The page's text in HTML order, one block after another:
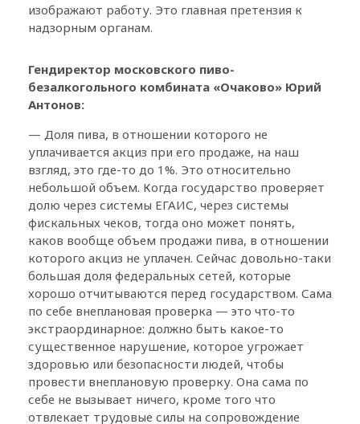
изображают работу. Это главная претензия к
надзорным органам.
Гендиректор московского пиво-
безалкогольного комбината «Очаково» Юрий
Антонов:
— Доля пива, в отношении которого не
уплачивается акциз при его продаже, на наш
взгляд, это где-то до 1%. Это относительно
небольшой объем. Когда государство проверяет
долю через системы ЕГАИС, через системы
фискальных чеков, тогда оно может понять,
каков вообще объем продажи пива, в отношении
которого акциз не уплачен. Сейчас довольно-таки
большая доля федеральных сетей, которые
хорошо отчитываются перед государством. Сама
по себе внеплановая проверка — это что-то
экстраординарное: должно быть какое-то
существенное нарушение, которое угрожает
здоровью или безопасности людей, чтобы
провести внеплановую проверку. Она сама по
себе не вызывает ничего, кроме того что
отвлекает трудовые силы на сопровождение